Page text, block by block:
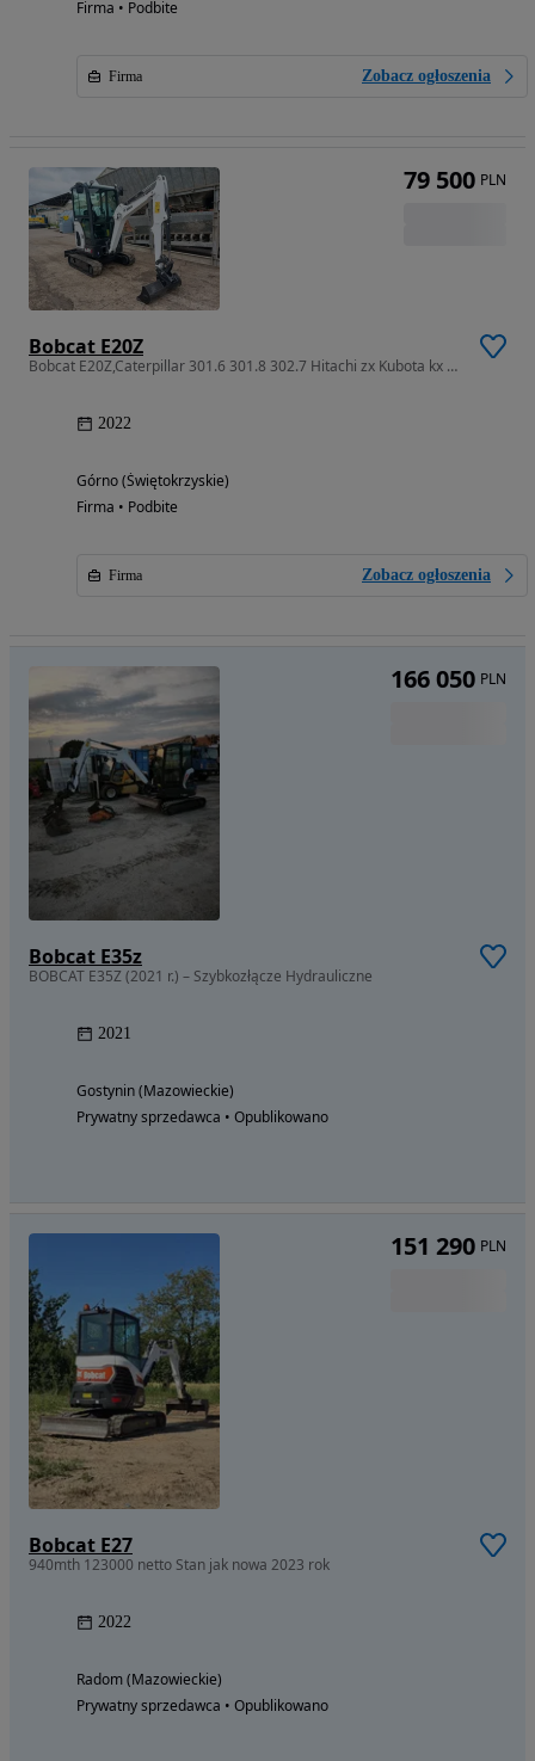
Firma • Podbite
Firma Zobacz ogłoszenia
Bobcat E20Z
Bobcat E20Z,Caterpillar 301.6 301.8 302.7 Hitachi zx Kubota kx 19
2022
Górno (Świętokrzyskie)
Firma • Podbite
Firma Zobacz ogłoszenia
79 500 PLN
Bobcat E35z
BOBCAT E35Z (2021 r.) – Szybkozłącze Hydrauliczne
2021
Gostynin (Mazowieckie)
Prywatny sprzedawca • Opublikowano
166 050 PLN
Bobcat E27
940mth 123000 netto Stan jak nowa 2023 rok
2022
Radom (Mazowieckie)
Prywatny sprzedawca • Opublikowano
151 290 PLN